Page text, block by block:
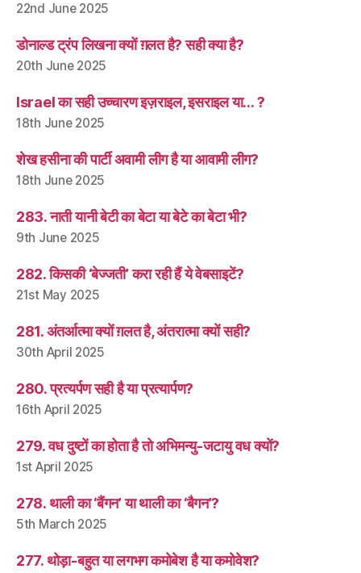
22nd June 2025
डोनाल्ड ट्रंप लिखना क्यों ग़लत है? सही क्या है?
20th June 2025
Israel का सही उच्चारण इज़राइल, इसराइल या… ?
18th June 2025
शेख हसीना की पार्टी अवामी लीग है या आवामी लीग?
18th June 2025
283. नाती यानी बेटी का बेटा या बेटे का बेटा भी?
9th June 2025
282. किसकी ‘बेज्जती’ करा रही हैं ये वेबसाइटें?
21st May 2025
281. अंतर्आत्मा क्यों ग़लत है, अंतरात्मा क्यों सही?
30th April 2025
280. प्रत्यर्पण सही है या प्रत्यार्पण?
16th April 2025
279. वध दुष्टों का होता है तो अभिमन्यु-जटायु वध क्यों?
1st April 2025
278. थाली का ‘बैंगन’ या थाली का ‘बैगन’?
5th March 2025
277. थोड़ा-बहुत या लगभग कमोबेश है या कमोवेश?